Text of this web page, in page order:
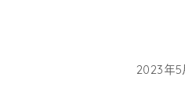
2023年5